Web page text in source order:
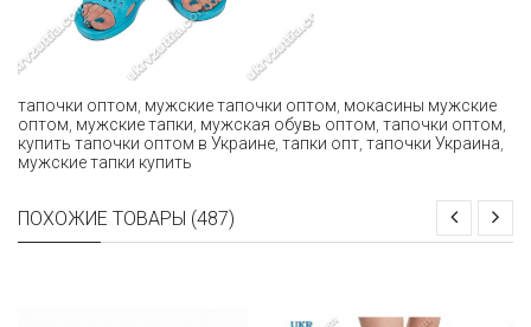
тапочки оптом мужские тапочки оптом мокасины мужские
оптом мужские тапки мужская обувь оптом тапочки оптом
купить тапочки оптом в Украине тапки опт тапочки Украина
мужские тапки купить
ПОХОЖИЕ ТОВАРЫ (487)